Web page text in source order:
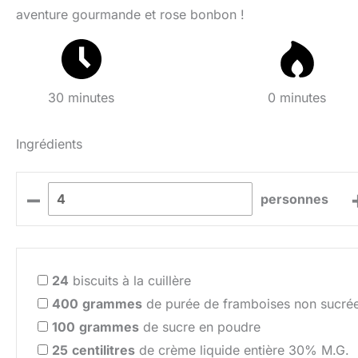
aventure gourmande et rose bonbon !
30 minutes 0 minutes
Ingrédients
– personnes
24 biscuits à la cuillère
400 grammes de purée de framboises non
100 grammes de sucre en poudre
25 centilitres de crème liquide entière 30% M.G.